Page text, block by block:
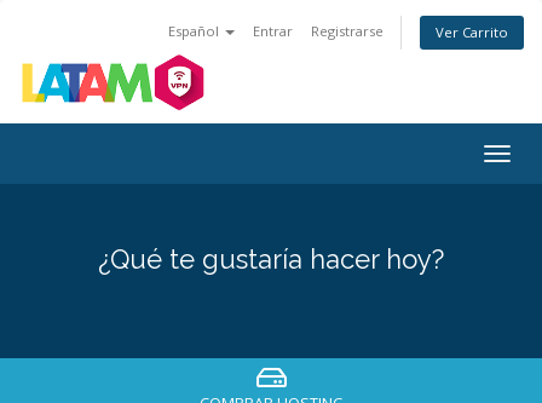
Español Entrar Registrarse Ver Carrito
¿Qué te gustaría hacer hoy?